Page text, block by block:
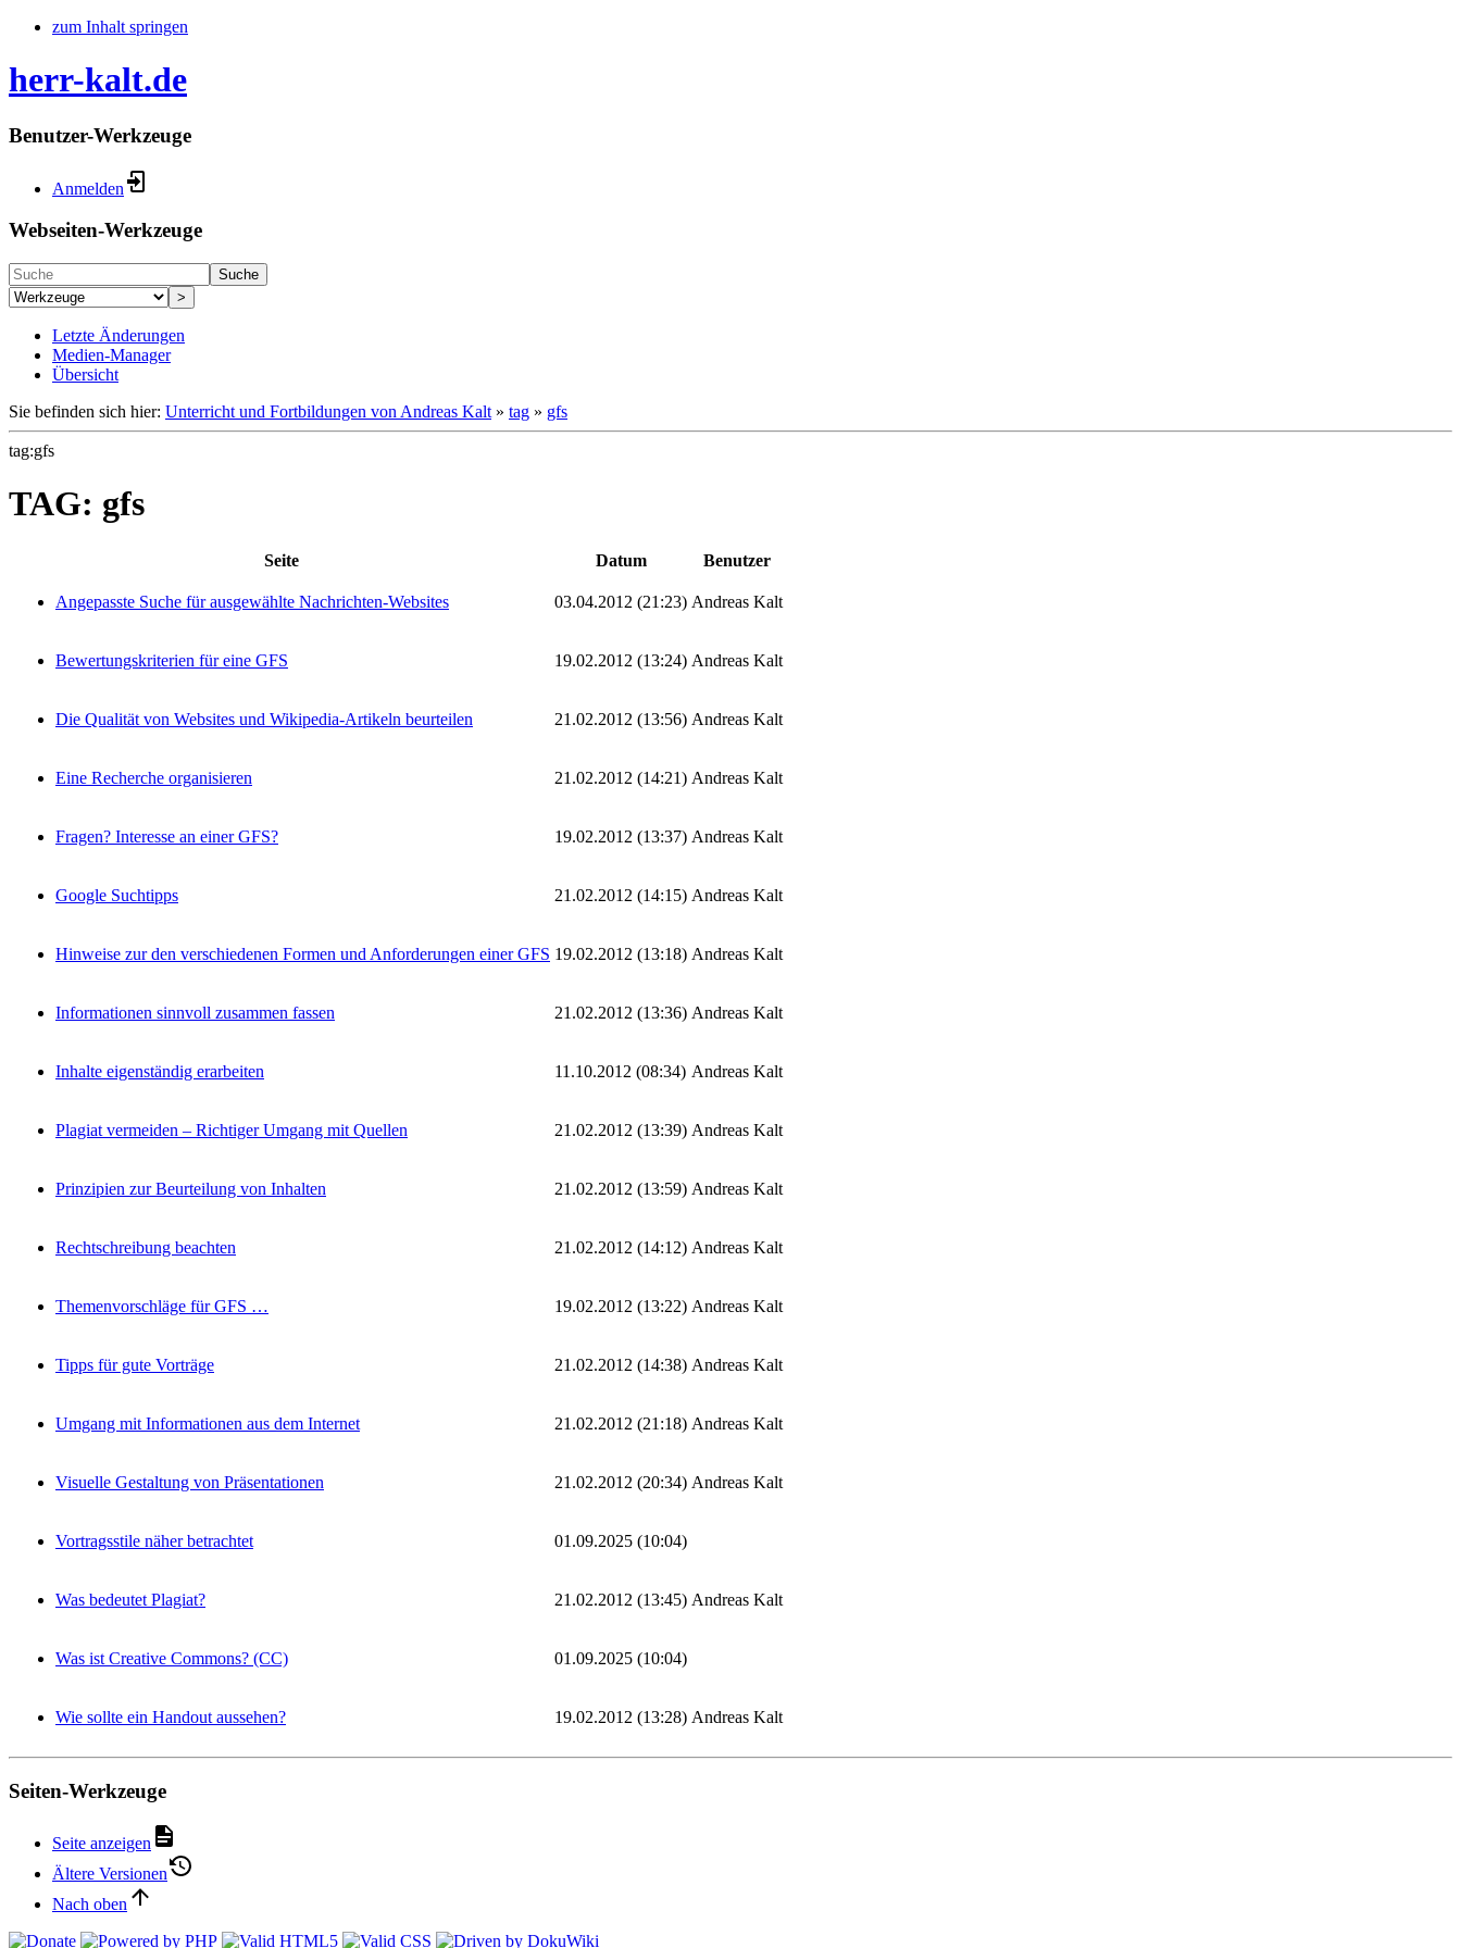
zum Inhalt springen
herr-kalt.de
Benutzer-Werkzeuge
Anmelden
Webseiten-Werkzeuge
Suche
>
Letzte Änderungen
Medien-Manager
Übersicht
Sie befinden sich hier: Unterricht und Fortbildungen von Andreas Kalt » tag » gfs
tag:gfs
TAG: gfs
Seite Datum Benutzer
Angepasste Suche für ausgewählte Nachrichten-Websites 03.04.2012 (21:23) Andreas Kalt
Bewertungskriterien für eine GFS 19.02.2012 (13:24) Andreas Kalt
Die Qualität von Websites und Wikipedia-Artikeln beurteilen 21.02.2012 (13:56) Andreas Kalt
Eine Recherche organisieren 21.02.2012 (14:21) Andreas Kalt
Fragen? Interesse an einer GFS? 19.02.2012 (13:37) Andreas Kalt
Google Suchtipps 21.02.2012 (14:15) Andreas Kalt
Hinweise zur den verschiedenen Formen und Anforderungen einer GFS 19.02.2012 (13:18) Andreas Kalt
Informationen sinnvoll zusammen fassen 21.02.2012 (13:36) Andreas Kalt
Inhalte eigenständig erarbeiten 11.10.2012 (08:34) Andreas Kalt
Plagiat vermeiden – Richtiger Umgang mit Quellen 21.02.2012 (13:39) Andreas Kalt
Prinzipien zur Beurteilung von Inhalten 21.02.2012 (13:59) Andreas Kalt
Rechtschreibung beachten 21.02.2012 (14:12) Andreas Kalt
Themenvorschläge für GFS … 19.02.2012 (13:22) Andreas Kalt
Tipps für gute Vorträge 21.02.2012 (14:38) Andreas Kalt
Umgang mit Informationen aus dem Internet 21.02.2012 (21:18) Andreas Kalt
Visuelle Gestaltung von Präsentationen 21.02.2012 (20:34) Andreas Kalt
Vortragsstile näher betrachtet 01.09.2025 (10:04)
Was bedeutet Plagiat? 21.02.2012 (13:45) Andreas Kalt
Was ist Creative Commons? (CC) 01.09.2025 (10:04)
Wie sollte ein Handout aussehen? 19.02.2012 (13:28) Andreas Kalt
Seiten-Werkzeuge
Seite anzeigen
Ältere Versionen
Nach oben